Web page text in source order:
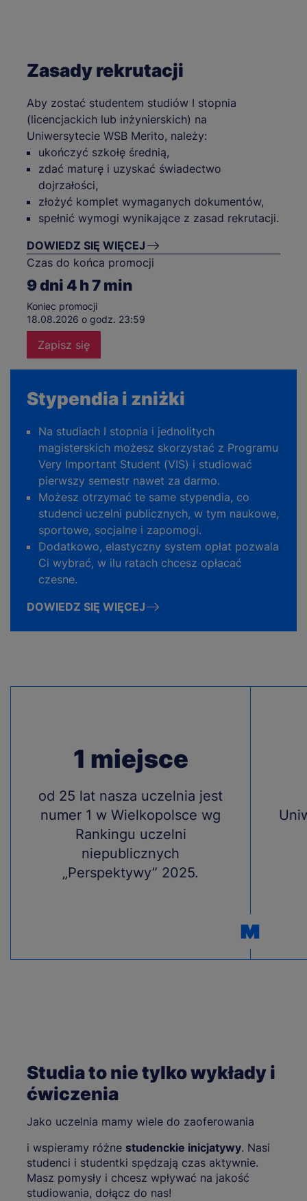
Zasady rekrutacji
Aby zostać studentem studiów I stopnia
(licencjackich lub inżynierskich) na
Uniwersytecie WSB Merito, należy:
ukończyć szkołę średnią,
zdać maturę i uzyskać świadectwo
dojrzałości,
złożyć komplet wymaganych dokumentów,
spełnić wymogi wynikające z zasad rekrutacji.
DOWIEDZ SIĘ WIĘCEJ
Czas do końca promocji
9dni 4h7min
Koniec promocji
18.08.2026 o godz. 23:59
Zapisz się
Stypendia i zniżki
Na studiach I stopnia i jednolitych
magisterskich możesz skorzystać z Programu
Very Important Student (VIS) i studiować
pierwszy semestr nawet za darmo.
Możesz otrzymać te same stypendia, co
studenci uczelni publicznych, w tym naukowe,
sportowe, socjalne i zapomogi.
Dodatkowo, elastyczny system opłat pozwala
Ci wybrać, w ilu ratach chcesz opłacać
czesne.
DOWIEDZ SIĘ WIĘCEJ
1 miejsce
Treść
od 25 lat nasza uczelnia jest
numer 1 w Wielkopolsce wg
Rankingu uczelni
niepublicznych
„Perspektywy” 2025.
Studia to nie tylko wykłady i
ćwiczenia
Jako uczelnia mamy wiele do zaoferowania
i wspieramy różne studenckie inicjatywy. Nasi
studenci i studentki spędzają czas aktywnie.
Masz pomysły i chcesz wpływać na jakość
studiowania, dołącz do nas!